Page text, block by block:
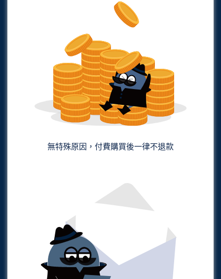
無特殊原因，付費購買後一律不退款